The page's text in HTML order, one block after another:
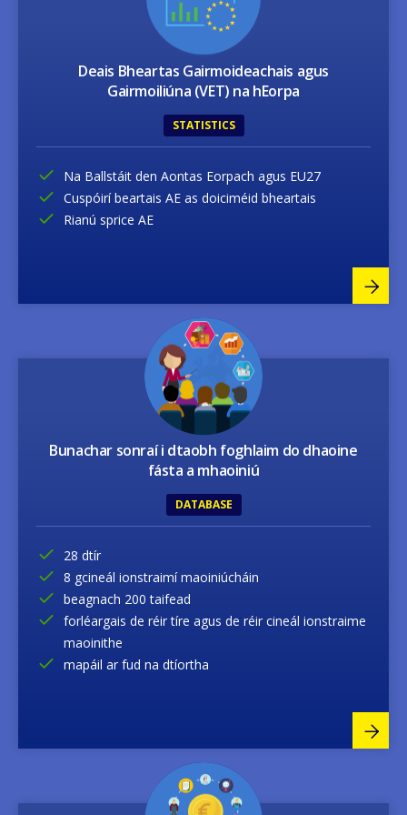
Deais Bheartas Gairmoideachais agus
Gairmoiliúna (VET) na hEorpa
STATISTICS
Na Ballstáit den Aontas Eorpach agus EU27
Cuspóirí beartais AE as doiciméid bheartais
Rianú sprice AE
Image
Bunachar sonraí i dtaobh foghlaim do dhaoine
fásta a mhaoiniú
DATABASE
28 dtír
8 gcineál ionstraimí maoiniúcháin
beagnach 200 taifead
forléargais de réir tíre agus de réir cineál ionstraime
maoinithe
mapáil ar fud na dtíortha
Image